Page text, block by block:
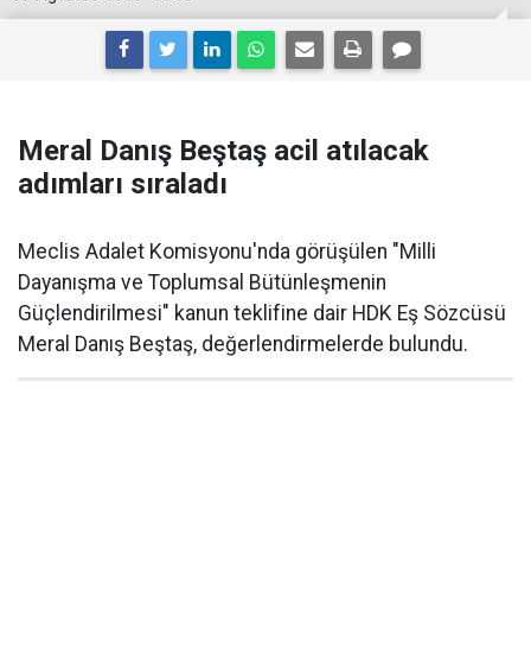
Meral Danış Beştaş acil atılacak
adımları sıraladı
Meclis Adalet Komisyonu'nda görüşülen "Milli
Dayanışma ve Toplumsal Bütünleşmenin
Güçlendirilmesi" kanun teklifine dair HDK Eş Sözcüsü
Meral Danış Beştaş, değerlendirmelerde bulundu.